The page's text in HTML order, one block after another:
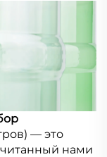
— это
нами